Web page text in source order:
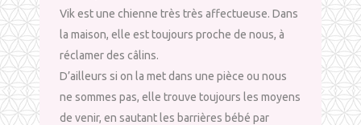
Vik est une chienne très très affectueuse. Dans
la maison, elle est toujours proche de nous, à
réclamer des câlins.
D’ailleurs si on la met dans une pièce ou nous
ne sommes pas, elle trouve toujours les moyens
de venir, en sautant les barrières bébé par